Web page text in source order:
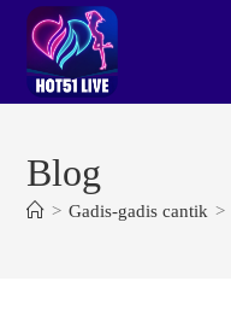
Skip
content
Blog
> Gadis-gadis cantik >